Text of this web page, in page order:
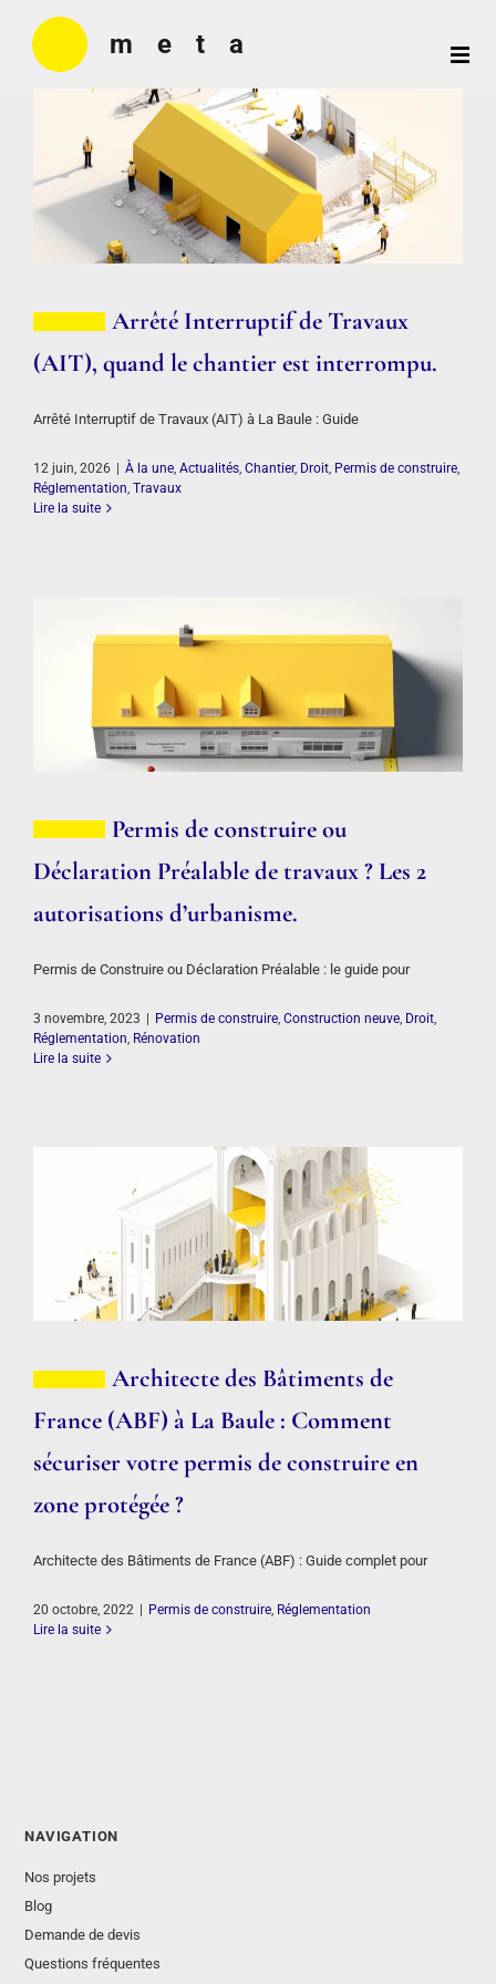
contenuMeta
Architecture
NOS PROJETS
CONTACT
Arrêté Interruptif de Travaux
(AIT), quand le chantier est interrompu.
Arrêté Interruptif de Travaux (AIT) à La Baule : Guide
12 juin, 2026 | À la une Actualités Chantier, Droit Permis de construire
Réglementation Travaux
Lire la suite
Permis de construire ou
Déclaration Préalable de travaux ? Les 2
autorisations d’urbanisme.
Permis de Construire ou Déclaration Préalable : le guide pour
3 novembre, 2023 | Permis de construire Construction neuve Droit
Réglementation Rénovation
Lire la suite
Architecte des Bâtiments de
France (ABF) à La Baule : Comment
sécuriser votre permis de construire en
zone protégée ?
Architecte des Bâtiments de France (ABF) : Guide complet pour
20 octobre, 2022 Permis de construire, Réglementation
Lire la suite
NAVIGATION
Nos projets
Blog
Demande de devis
Questions fréquentes